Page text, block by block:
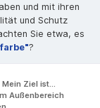
und mit ihren
und Schutz
Sie etwa, es
?
Mein Ziel ist...
Außenbereich